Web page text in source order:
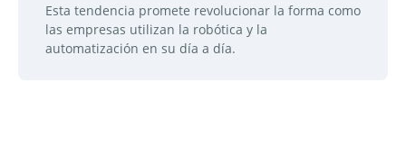
Esta tendencia promete revolucionar la forma como
las empresas utilizan la robótica y la
automatización en su día a día.